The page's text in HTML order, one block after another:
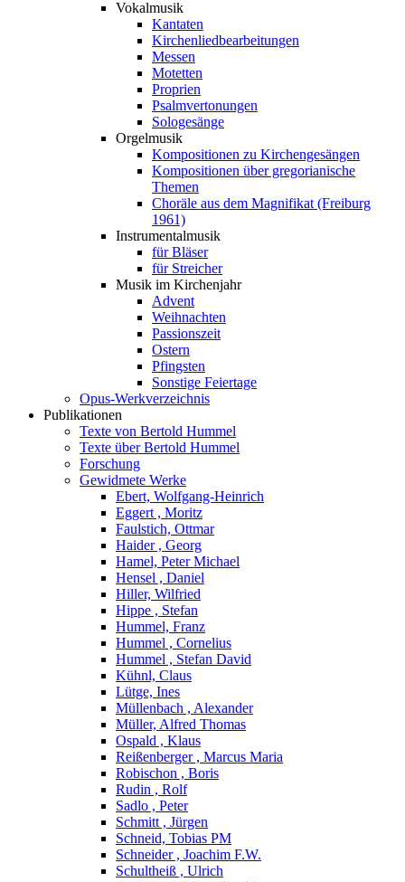
Vokalmusik
Kantaten
Kirchenliedbearbeitungen
Messen
Motetten
Proprien
Psalmvertonungen
Sologesänge
Orgelmusik
Kompositionen zu Kirchengesängen
Kompositionen über gregorianische
Themen
Choräle aus dem Magnifikat (Freiburg
1961)
Instrumentalmusik
für Bläser
für Streicher
Musik im Kirchenjahr
Advent
Weihnachten
Passionszeit
Ostern
Pfingsten
Sonstige Feiertage
Opus-Werkverzeichnis
Publikationen
Texte von Bertold Hummel
Texte über Bertold Hummel
Forschung
Gewidmete Werke
Ebert, Wolfgang-Heinrich
Eggert , Moritz
Faulstich, Ottmar
Haider , Georg
Hamel, Peter Michael
Hensel , Daniel
Hiller, Wilfried
Hippe , Stefan
Hummel, Franz
Hummel , Cornelius
Hummel , Stefan David
Kühnl, Claus
Lütge, Ines
Müllenbach , Alexander
Müller, Alfred Thomas
Ospald , Klaus
Reißenberger , Marcus Maria
Robischon , Boris
Rudin , Rolf
Sadlo , Peter
Schmitt , Jürgen
Schneid, Tobias PM
Schneider , Joachim F.W.
Schultheiß , Ulrich